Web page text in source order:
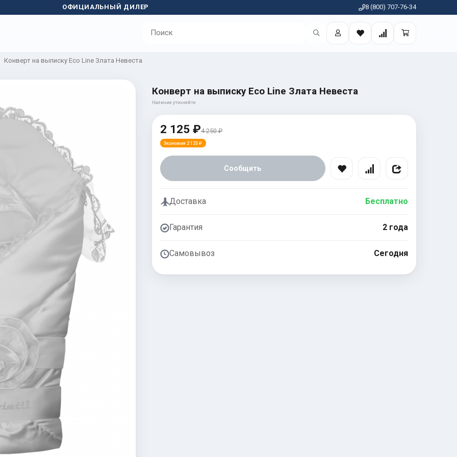
ОФИЦИАЛЬНЫЙ ДИЛЕР 8 (800) 707-76-34
Конверт на выписку Eco Line Злата Невеста
Конверт на выписку Eco Line Злата Невеста
Наличие уточняйте
2 125 ₽4 250 ₽
Экономия 2 125 ₽
Сообщить
Доставка Бесплатно
Гарантия 2 года
Самовывоз Сегодня